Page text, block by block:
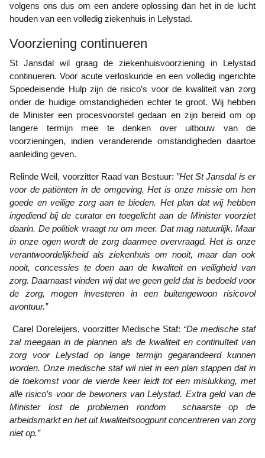
volgens ons dus om een andere oplossing dan het in de lucht
houden van een volledig ziekenhuis in Lelystad.
Voorziening continueren
St Jansdal wil graag de ziekenhuisvoorziening in Lelystad
continueren. Voor acute verloskunde en een volledig ingerichte
Spoedeisende Hulp zijn de risico’s voor de kwaliteit van zorg
onder de huidige omstandigheden echter te groot. Wij hebben
de Minister een procesvoorstel gedaan en zijn bereid om op
langere termijn mee te denken over uitbouw van de
voorzieningen, indien veranderende omstandigheden daartoe
aanleiding geven.
Relinde Weil, voorzitter Raad van Bestuur: ”Het St Jansdal is er
voor de patiënten in de omgeving. Het is onze missie om hen
goede en veilige zorg aan te bieden. Het plan dat wij hebben
ingediend bij de curator en toegelicht aan de Minister voorziet
daarin. De politiek vraagt nu om meer. Dat mag natuurlijk. Maar
in onze ogen wordt de zorg daarmee overvraagd. Het is onze
verantwoordelijkheid als ziekenhuis om nooit, maar dan ook
nooit, concessies te doen aan de kwaliteit en veiligheid van
zorg. Daarnaast vinden wij dat we geen geld dat is bedoeld voor
de zorg, mogen investeren in een buitengewoon risicovol
avontuur.”
Carel Doreleijers, voorzitter Medische Staf: “De medische staf
zal meegaan in de plannen als de kwaliteit en continuïteit van
zorg voor Lelystad op lange termijn gegarandeerd kunnen
worden. Onze medische staf wil niet in een plan stappen dat in
de toekomst voor de vierde keer leidt tot een mislukking, met
alle risico’s voor de bewoners van Lelystad. Extra geld van de
Minister lost de problemen rondom schaarste op de
arbeidsmarkt en het uit kwaliteitsoogpunt concentreren van zorg
niet op.”